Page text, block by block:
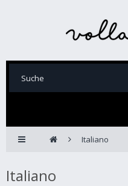
Italiano
Italiano